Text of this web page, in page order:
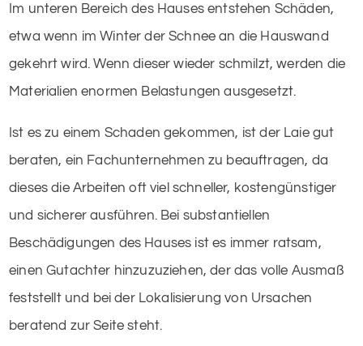
Im unteren Bereich des Hauses entstehen Schäden,
etwa wenn im Winter der Schnee an die Hauswand
gekehrt wird. Wenn dieser wieder schmilzt, werden die
Materialien enormen Belastungen ausgesetzt.
Ist es zu einem Schaden gekommen, ist der Laie gut
beraten, ein Fachunternehmen zu beauftragen, da
dieses die Arbeiten oft viel schneller, kostengünstiger
und sicherer ausführen. Bei substantiellen
Beschädigungen des Hauses ist es immer ratsam,
einen Gutachter hinzuzuziehen, der das volle Ausmaß
feststellt und bei der Lokalisierung von Ursachen
beratend zur Seite steht.